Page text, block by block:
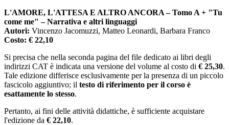
L'AMORE, L'ATTESA E ALTRO ANCORA – Tomo A + "Tu
come me" – Narrativa e altri linguaggi
Autori: Vincenzo Jacomuzzi, Matteo Leonardi, Barbara Franco
Costo: € 22,10
Si precisa che nella seconda pagina del file dedicato ai libri degli
indirizzi CAT è indicata una versione del volume al costo di € 25,30.
Tale edizione differisce esclusivamente per la presenza di un piccolo
fascicolo aggiuntivo; il testo di riferimento per il corso è
esattamente lo stesso.
Pertanto, ai fini delle attività didattiche, è sufficiente acquistare
l'edizione da € 22,10.